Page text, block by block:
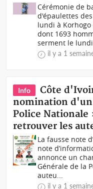
Cérémonie de
d'épaulettes
lundi à Korhogo
dont 1693
serment le
il y a 1
Info
Côte
nomination
Police
retrouver les
La fausse note
note
annonce un
Générale de la
auteu...
il y a 1